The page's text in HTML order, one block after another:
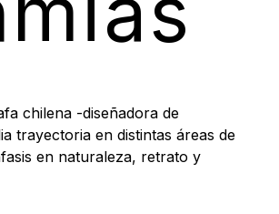
chilena -diseñadora de
trayectoria en distintas áreas de
en naturaleza, retrato y